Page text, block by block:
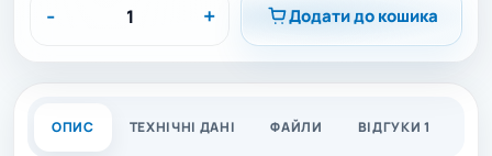
- + Додати до кошика
ОПИС ТЕХНІЧНІ ДАНІ ФАЙЛИ ВІДГУКИ 1